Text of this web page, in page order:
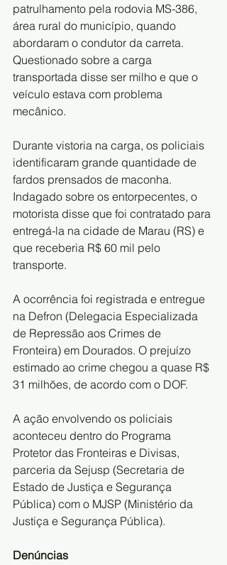
patrulhamento pela rodovia MS-386,
área rural do município, quando
abordaram o condutor da carreta.
Questionado sobre a carga
transportada disse ser milho e que o
veículo estava com problema
mecânico.
Durante vistoria na carga, os policiais
identificaram grande quantidade de
fardos prensados de maconha.
Indagado sobre os entorpecentes, o
motorista disse que foi contratado para
entregá-la na cidade de Marau (RS) e
que receberia R$ 60 mil pelo
transporte.
A ocorrência foi registrada e entregue
na Defron (Delegacia Especializada
de Repressão aos Crimes de
Fronteira) em Dourados. O prejuízo
estimado ao crime chegou a quase R$
31 milhões, de acordo com o DOF.
A ação envolvendo os policiais
aconteceu dentro do Programa
Protetor das Fronteiras e Divisas,
parceria da Sejusp (Secretaria de
Estado de Justiça e Segurança
Pública) com o MJSP (Ministério da
Justiça e Segurança Pública).
Denúncias